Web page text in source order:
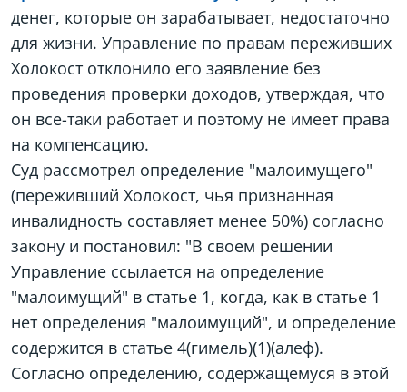
денег, которые он зарабатывает, недостаточно
для жизни. Управление по правам переживших
Холокост отклонило его заявление без
проведения проверки доходов, утверждая, что
он все-таки работает и поэтому не имеет права
на компенсацию.
Суд рассмотрел определение "малоимущего"
(переживший Холокост, чья признанная
инвалидность составляет менее 50%) согласно
закону и постановил: "В своем решении
Управление ссылается на определение
"малоимущий" в статье 1, когда, как в статье 1
нет определения "малоимущий", и определение
содержится в статье 4(гимель)(1)(алеф).
Согласно определению, содержащемуся в этой